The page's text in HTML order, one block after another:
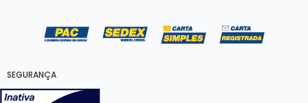
SEGURANÇA